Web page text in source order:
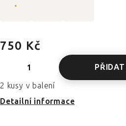
750 Kč
2 kusy v balení
Detailní informace